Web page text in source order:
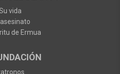
vida
de Ermua